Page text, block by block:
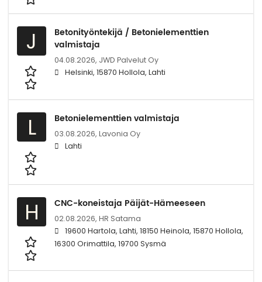
J
Betonityöntekijä / Betonielementtien
valmistaja
04.08.2026, JWD Palvelut Oy
Helsinki, 15870 Hollola, Lahti
L Betonielementtien valmistaja
03.08.2026, Lavonia Oy
Lahti
H CNC-koneistaja Päijät-Hämeeseen
02.08.2026, HR Satama
19600 Hartola, Lahti, 18150 Heinola, 15870 Hollola,
16300 Orimattila, 19700 Sysmä